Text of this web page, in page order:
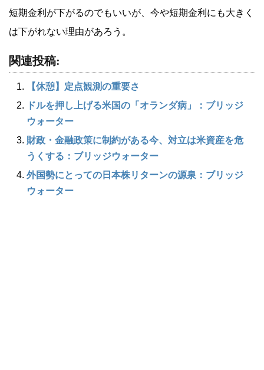
短期金利が下がるのでもいいが、今や短期金利にも大きく
は下がれない理由があろう。
関連投稿:
【休憩】定点観測の重要さ
ドルを押し上げる米国の「オランダ病」：ブリッジ
ウォーター
財政・金融政策に制約がある今、対立は米資産を危
うくする：ブリッジウォーター
外国勢にとっての日本株リターンの源泉：ブリッジ
ウォーター